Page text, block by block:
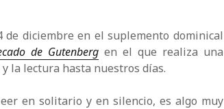
diciembre en el suplemento dominical
de Gutenbergen el que realiza una
la lectura hasta nuestros días.
en solitario y en silencio, es algo muy